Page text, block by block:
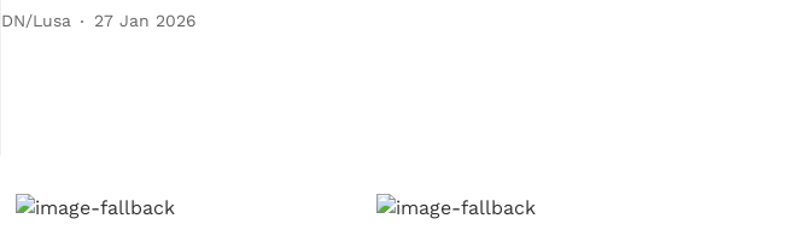
DN/Lusa 27 Jan 2026